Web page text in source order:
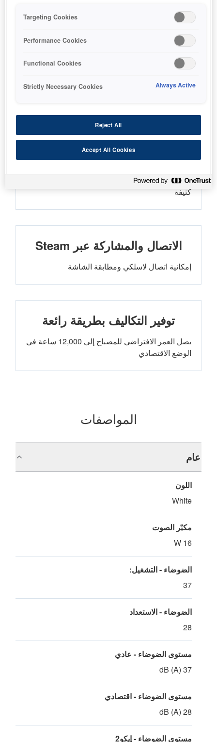
صور Full HD بدون توصيلات،
تقنية 3LCD مع انبعاث الضوء الملون والأبيض بمعدلٍ
نسبة تباين من 16,000:1
درجات داكنة وغنية من اللون الأسود ومناطق ظلال
كثيفة
الاتصال والمشاركة عبر Steam
إمكانية اتصال لاسلكي ومطابقة الشاشة
توفير التكاليف بطريقة رائعة
‏يصل العمر الافتراضي للمصباح إلى 12,000 ساعة في
الوضع الاقتصادي
المواصفات
عام
اللون
White
مكبّر الصوت
16 W
الضوضاء - التشغيل:
37
الضوضاء - الاستعداد
28
مستوى الضوضاء - عادي
37 dB (A)
مستوى الضوضاء - اقتصادي
28 dB (A)
مستوى الضوضاء - إيكو2
Targeting Cookies
Performance Cookies
Functional Cookies
Strictly Necessary Cookies Always Active
Reject All
Accept All Cookies